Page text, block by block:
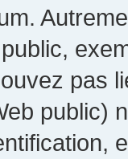
pas
public)